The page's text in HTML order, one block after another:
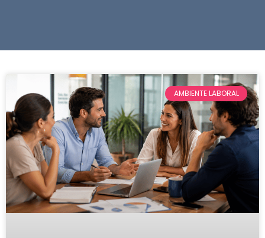
AMBIENTE LABORAL